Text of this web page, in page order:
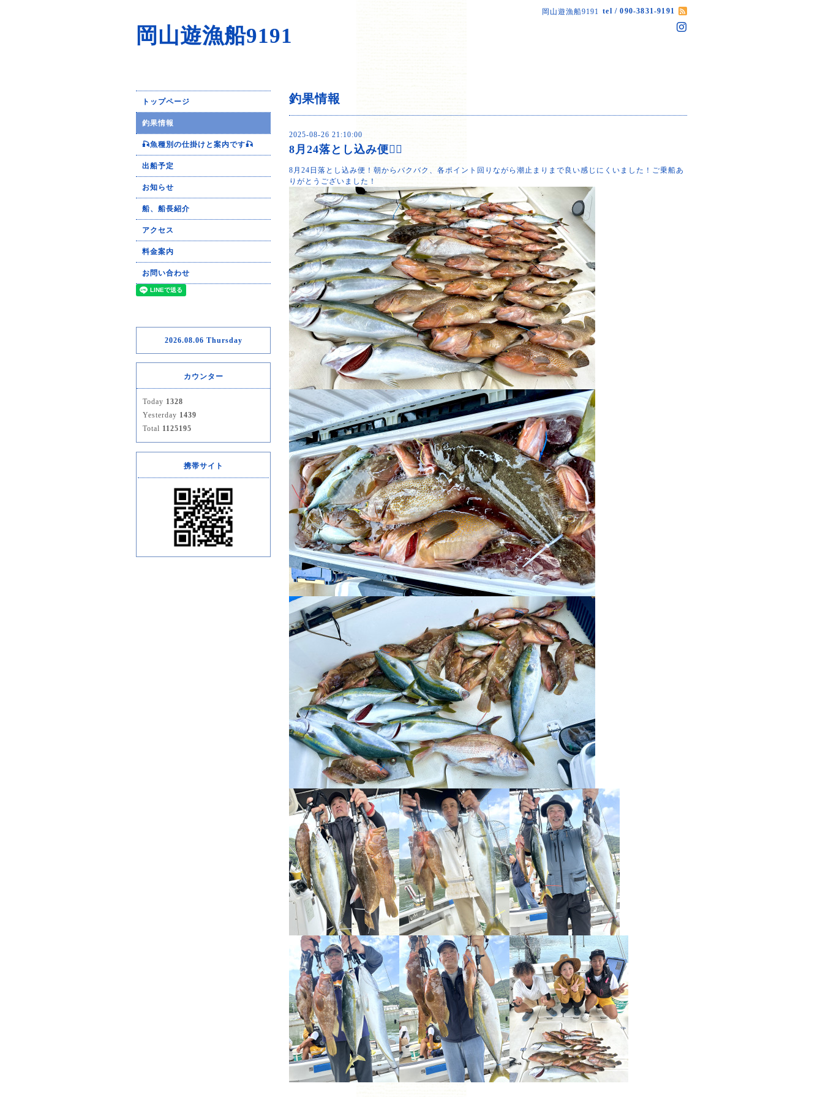
岡山遊漁船9191 tel / 090-3831-9191
岡山遊漁船9191
釣果情報
2025-08-26 21:10:00
8月24落とし込み便🙆‍♂️
8月24日落とし込み便！朝からバクバク、各ポイント回りながら潮止まりまで良い感じにくいました！ご乗船あ
りがとうございました！
トップページ
釣果情報
🎣魚種別の仕掛けと案内です🎣
出船予定
お知らせ
船、船長紹介
アクセス
料金案内
お問い合わせ
2026.08.06 Thursday
カウンター
Today 1328
Yesterday 1439
Total 1125195
携帯サイト